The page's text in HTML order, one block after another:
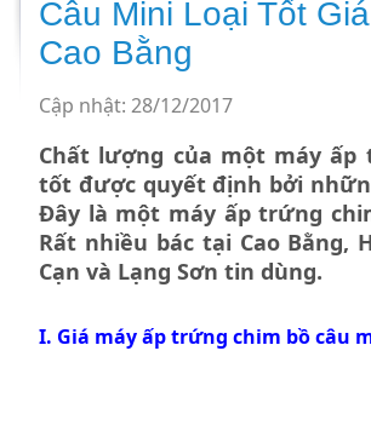
Câu Mini Loại Tốt
Cao Bằng
Cập nhật: 28/12/2017
Chất lượng của một máy ấp
tốt được quyết định bởi
Đây là một máy ấp trứng
Rất nhiều bác tại Cao Bằng,
Cạn và Lạng Sơn tin dùng.
I. Giá máy ấp trứng chim bồ câu